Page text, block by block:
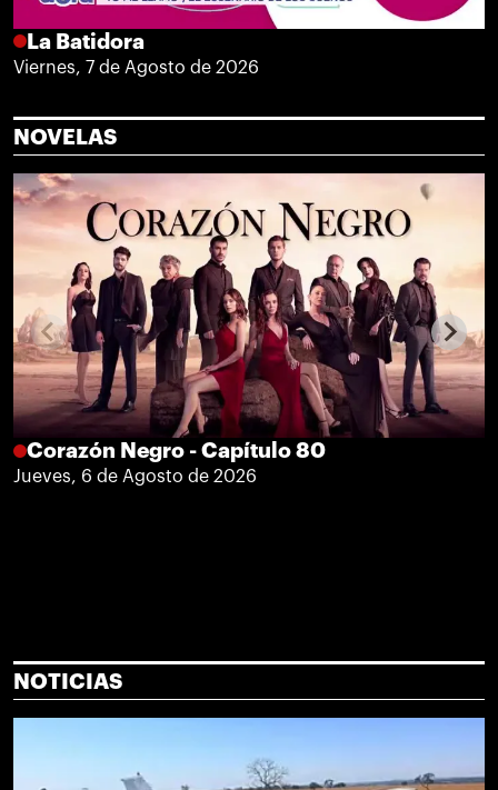
La Batidora
Viernes, 7 de Agosto de 2026
NOVELAS
Corazón Negro - Capítulo 80
Jueves, 6 de Agosto de 2026
NOTICIAS